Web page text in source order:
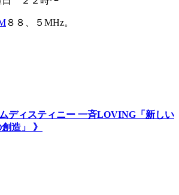
８８、５MHz。
ディスティニー 一斉LOVING「新しい
造」 》